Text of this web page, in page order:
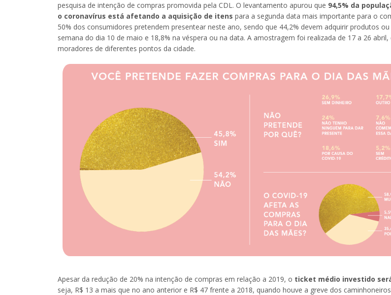
pesquisa de intenção de compras promovida pela CDL. O levantamento apurou que 94,5% da
o coronavírus está afetando a aquisição de itens para a segunda data mais importante para o
50% dos consumidores pretendem presentear neste ano, sendo que 44,2% devem adquirir produtos ou
semana do dia 10 de maio e 18,8% na véspera ou na data. A amostragem foi realizada de 17 a 26
moradores de diferentes pontos da cidade.
Apesar da redução de 20% na intenção de compras em relação a 2019, o ticket médio investido
seja, R$ 13 a mais que no ano anterior e R$ 47 frente a 2018, quando houve a greve dos